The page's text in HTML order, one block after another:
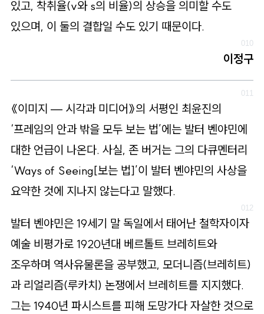
있고, 착취율(v와 s의 비율)의 상승을 의미할 수도
있으며, 이 둘의 결합일 수도 있기 때문이다.
이정구
《이미지 — 시각과 미디어》의 서평인 최윤진의
‘프레임의 안과 밖을 모두 보는 법’에는 발터 벤야민에
대한 언급이 나온다. 사실, 존 버거는 그의 다큐멘터리
‘Ways of Seeing[보는 법]’이 발터 벤야민의 사상을
요약한 것에 지나지 않는다고 말했다.
발터 벤야민은 19세기 말 독일에서 태어난 철학자이자
예술 비평가로 1920년대 베르톨트 브레히트와
조우하며 역사유물론을 공부했고, 모더니즘(브레히트)
과 리얼리즘(루카치) 논쟁에서 브레히트를 지지했다.
그는 1940년 파시스트를 피해 도망가다 자살한 것으로